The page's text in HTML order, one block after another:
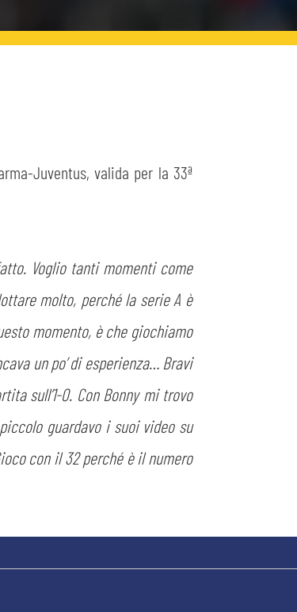
Juventus, valida per la 33ª
Voglio tanti momenti come
molto, perché la serie A è
momento, è che giochiamo
un po’ di esperienza… Bravi
sull’1-0. Con Bonny mi trovo
guardavo i suoi video su
con il 32 perché è il numero